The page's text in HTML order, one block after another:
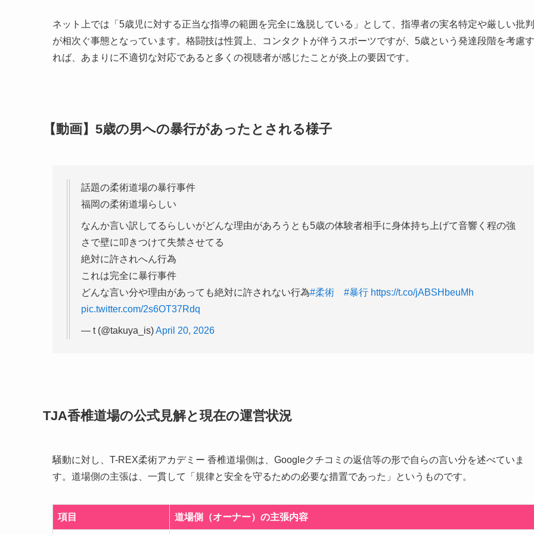
ネット上では「5歳児に対する正当な指導の範囲を完全に逸脱している」として、指導者の実名特定や厳しい批判
が相次ぐ事態となっています。格闘技は性質上、コンタクトが伴うスポーツですが、5歳という発達段階を考慮す
れば、あまりに不適切な対応であると多くの視聴者が感じたことが炎上の要因です。
【動画】5歳の男への暴行があったとされる様子
話題の柔術道場の暴行事件
福岡の柔術道場らしい
なんか言い訳してるらしいがどんな理由があろうとも5歳の体験者相手に身体持ち上げて音響く程の強
さで壁に叩きつけて失禁させてる
絶対に許されへん行為
これは完全に暴行事件
どんな言い分や理由があっても絶対に許されない行為#柔術 #暴行 https://t.co/jABSHbeuMh
pic.twitter.com/2s6OT37Rdq
— t (@takuya_is)April 20, 2026
TJA香椎道場の公式見解と現在の運営状況
騒動に対し、T-REX柔術アカデミー 香椎道場側は、Googleクチコミの返信等の形で自らの言い分を述べていま
す。道場側の主張は、一貫して「規律と安全を守るための必要な措置であった」というものです。
項目 道場側（オーナー）の主張内容